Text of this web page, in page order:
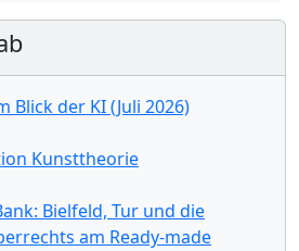
Blick der KI (Juli 2026)
Kunsttheorie
Bielfeld, Tur und die
am Ready-made